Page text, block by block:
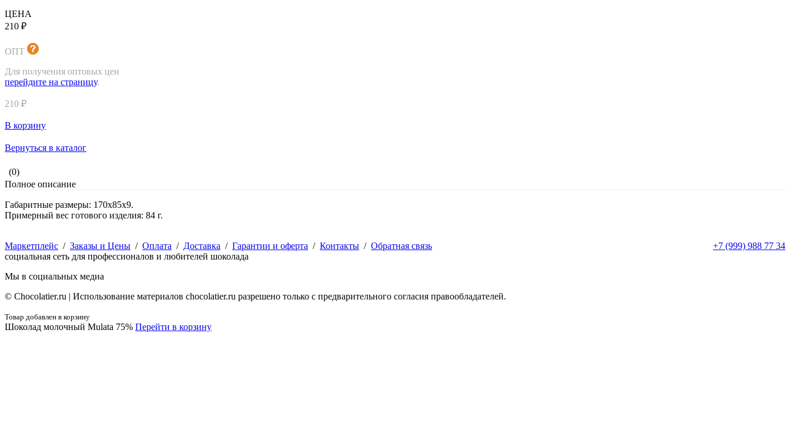
ЦЕНА
210 ₽
ОПТ
Для получения оптовых цен
перейдите на страницу.
210 ₽
В корзину
Вернуться в каталог
(0)
Полное описание
Габаритные размеры: 170х85х9.
Примерный вес готового изделия: 84 г.
+7 (999) 988 77 34
Маркетплейс / Заказы и Цены / Оплата / Доставка / Гарантии и оферта / Контакты / Обратная связь
социальная сеть для профессионалов и любителей шоколада
Мы в социальных медиа
© Сhocolatier.ru | Использование материалов chocolatier.ru разрешено только с предварительного согласия правообладателей.
Товар добавлен в корзину
Шоколад молочный Mulata 75% Перейти в корзину